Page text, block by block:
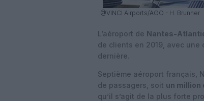
@VINCI Airports/AGO - H. Brunner
L’aéroport de Nantes-
de clients en 2019, avec
dernière.
Septième aéroport français,
de passagers, soit un million
qu’il s’agit de la plus forte